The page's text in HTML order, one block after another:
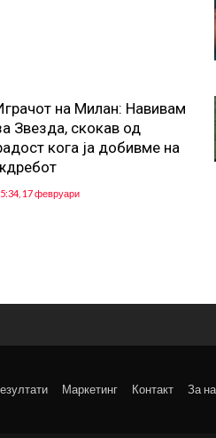
на Милан: Навивам
Звезда, скокав од
кога ја добивме на
17 февруари
Маркетинг Контакт За